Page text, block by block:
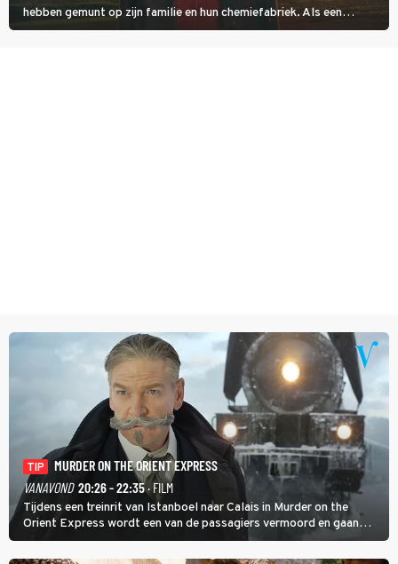
hebben gemunt op zijn familie en hun chemiefabriek. Als een
brandende boodschap in het veen de boel op scherp zet, besluit
TIP
MURDER ON THE ORIENT EXPRESS
VANAVOND 20:26 - 22:35· FILM
Tijdens een treinrit van Istanboel naar Calais in Murder on the
Orient Express wordt een van de passagiers vermoord en gaan
detective Hercule Poirot en zijn snor uitzoeken wie van de andere
treinreizigers de dader is.